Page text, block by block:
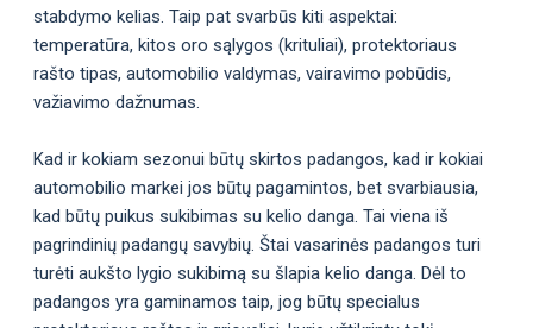
stabdymo kelias. Taip pat svarbūs kiti aspektai:
temperatūra, kitos oro sąlygos (krituliai), protektoriaus
rašto tipas, automobilio valdymas, vairavimo pobūdis,
važiavimo dažnumas.
Kad ir kokiam sezonui būtų skirtos padangos, kad ir kokiai
automobilio markei jos būtų pagamintos, bet svarbiausia,
kad būtų puikus sukibimas su kelio danga. Tai viena iš
pagrindinių padangų savybių. Štai vasarinės padangos turi
turėti aukšto lygio sukibimą su šlapia kelio danga. Dėl to
padangos yra gaminamos taip, jog būtų specialus